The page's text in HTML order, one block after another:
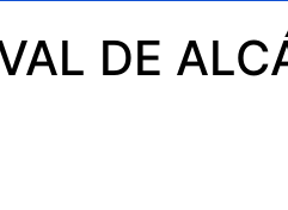
DE